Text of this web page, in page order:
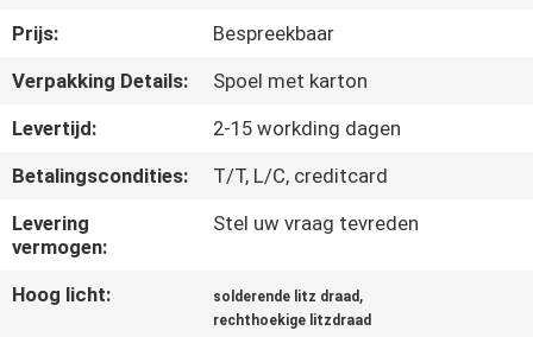
ONS
NIEUWS
OM EEN
CITAAT
Prijs:
Bespreekbaar
Verpakking Details:
Spoel met karton
Levertijd:
2-15 workding dagen
Betalingscondities:
T/T, L/C, creditcard
Levering
vermogen:
Stel uw vraag tevreden
Hoog licht: solderende litz draad ,
rechthoekige litzdraad